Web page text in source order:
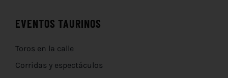
EVENTOS TAURINOS
Toros en la calle
Corridas y espectáculos